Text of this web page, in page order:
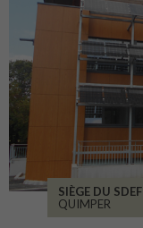
SIÈGE DU SDEF
QUIMPER